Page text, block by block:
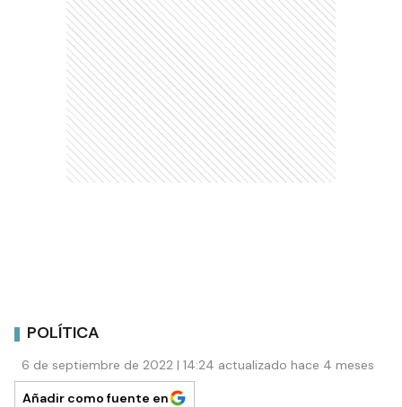
POLÍTICA
6 de septiembre de 2022 | 14:24 actualizado hace 4 meses
Añadir como fuente en